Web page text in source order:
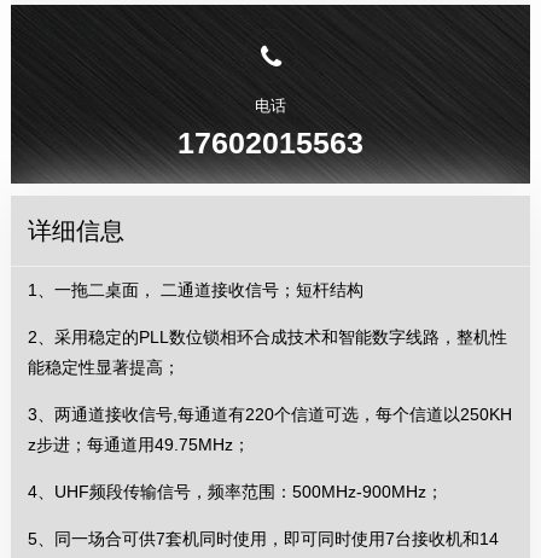
电话
17602015563
详细信息
1、一拖二桌面， 二通道接收信号；短杆结构
2、采用稳定的PLL数位锁相环合成技术和智能数字线路，整机性
能稳定性显著提高；
3、两通道接收信号,每通道有220个信道可选，每个信道以250KH
z步进；每通道用49.75MHz；
4、UHF频段传输信号，频率范围：500MHz-900MHz；
5、同一场合可供7套机同时使用，即可同时使用7台接收机和14